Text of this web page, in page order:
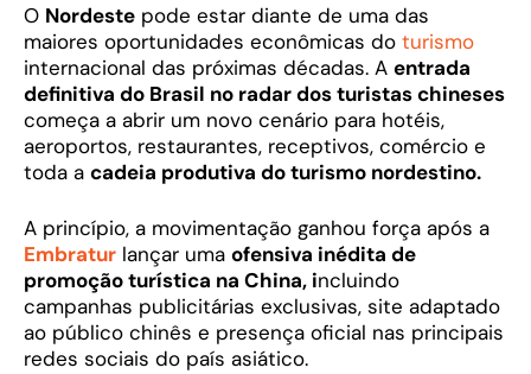
O Nordeste pode estar diante de uma das
maiores oportunidades econômicas do turismo
internacional das próximas décadas. A entrada
definitiva do Brasil no radar dos turistas chineses
começa a abrir um novo cenário para hotéis,
aeroportos, restaurantes, receptivos, comércio e
toda a cadeia produtiva do turismo nordestino.
A princípio, a movimentação ganhou força após a
Embratur lançar uma ofensiva inédita de
promoção turística na China, incluindo
campanhas publicitárias exclusivas, site adaptado
ao público chinês e presença oficial nas principais
redes sociais do país asiático.